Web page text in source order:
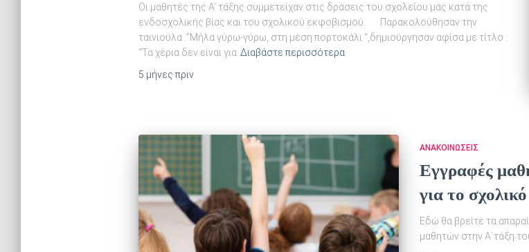
Οι μαθητές της Α’ τάξης συμμετείχαν στις δράσεις του σχολείου μας κατά της
ενδοσχολικής βίας και του σχολικού εκφοβισμού. Παρακολούθησαν την
ταινιούλα :”Μήλα γύρω-γύρω, στη μέση πορτοκάλι “,δημιούργησαν αφίσα με τίτλο :
“Τα χέρια δεν είναι για Διαβάστε περισσότερα
5 μήνες πριν
ΑΝΑΚΟΙΝΏΣΕΙΣ
Εγγραφές
για το
Εδώ θα βρείτε τα
μαθητών στην Α΄τάξη